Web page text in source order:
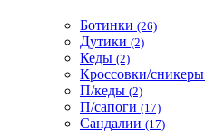
Ботинки (26)
Дутики (2)
Кеды (2)
Кроссовки/сникеры
П/кеды (2)
П/сапоги (17)
Сандалии (17)